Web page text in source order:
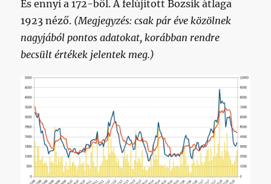
És ennyi a 172-ből. A felújított Bozsik átlaga
1923 néző. (Megjegyzés: csak pár éve közölnek
nagyjából pontos adatokat, korábban rendre
becsült értékek jelentek meg.)